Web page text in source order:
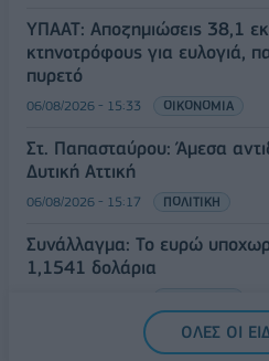
ΥΠΑΑΤ: Αποζημιώσεις 38,1
κτηνοτρόφους για ευλογιά,
πυρετό
06/08/2026 - 15:33 ΟΙΚΟΝΟΜΙΑ
Στ. Παπασταύρου: Άμεσα
Δυτική Αττική
06/08/2026 - 15:17 ΠΟΛΙΤΙΚΗ
Συνάλλαγμα: Το ευρώ
1,1541 δολάρια
ΟΛΕΣ ΟΙ